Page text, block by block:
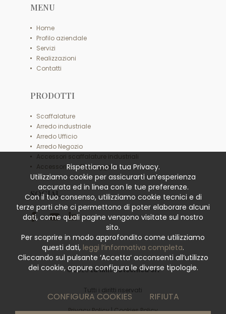
MENU
Home
Profilo aziendale
Servizi
Realizzazioni
Contatti
PRODOTTI
Scaffalature
Arredo industriale
Arredo Ufficio
Arredo Negozio
Accessori scaffalature industriali
Accessori scaffali leggeri
SOCIAL
© 2026La Minciotecnica Srl
Tutti i diritti riservati
Privacy Policy|Cookies Policy
Rispettiamo la tua Privacy.
Utilizziamo cookie per assicurarti un’esperienza
accurata ed in linea con le tue preferenze.
Con il tuo consenso, utilizziamo cookie tecnici e di
terze parti che ci permettono di poter elaborare alcuni
dati, come quali pagine vengono visitate sul nostro
sito.
Per scoprire in modo approfondito come utilizziamo
questi dati, leggi l’informativa completa.
Cliccando sul pulsante ‘Accetta’ acconsenti all’utilizzo
dei cookie, oppure configura le diverse tipologie.
CONFIGURA COOKIES RIFIUTA